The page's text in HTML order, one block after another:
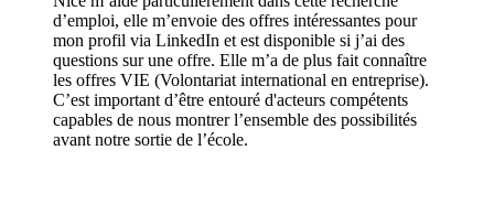
d’emploi, elle m’envoie des offres intéressantes pour
mon profil via LinkedIn et est disponible si j’ai des
questions sur une offre. Elle m’a de plus fait connaître
les offres VIE (Volontariat international en entreprise).
C’est important d’être entouré d'acteurs compétents
capables de nous montrer l’ensemble des possibilités
avant notre sortie de l’école.